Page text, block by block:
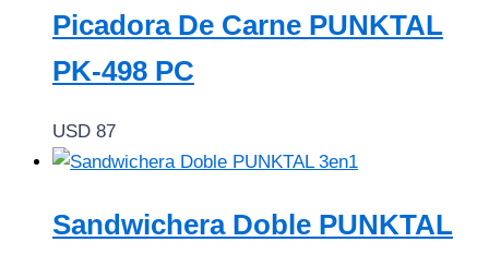
Picadora De Carne PUNKTAL
PK-498 PC
USD 87
Sandwichera Doble PUNKTAL